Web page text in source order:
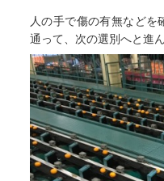
人の手で傷の有無などを
通って、次の選別へと進